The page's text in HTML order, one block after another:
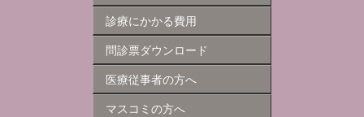
診療にかかる費用
問診票ダウンロード
医療従事者の方へ
マスコミの方へ